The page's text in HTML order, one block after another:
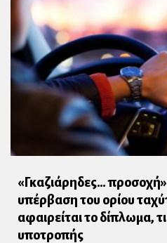
«Γκαζιάρηδες…
υπέρβαση του ορίου
αφαιρείται το δίπλωμα,
υποτροπής